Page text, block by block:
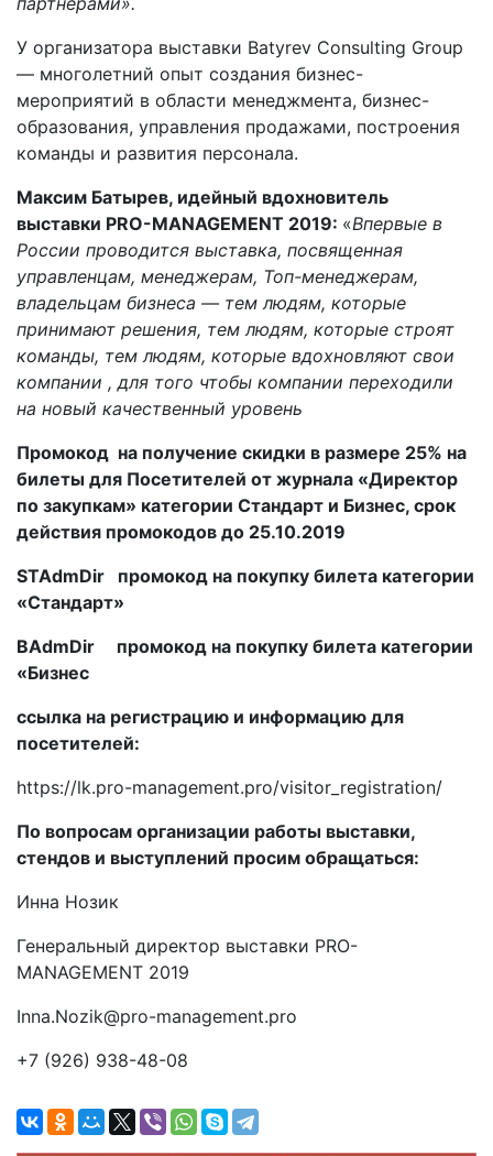
У организатора выставки Batyrev Consulting Group
— многолетний опыт создания бизнес-
мероприятий в области менеджмента, бизнес-
образования, управления продажами, построения
команды и развития персонала.
Максим Батырев, идейный вдохновитель
выставки PRO-MANAGEMENT 2019: «Впервые в
России проводится выставка, посвященная
управленцам, менеджерам, Топ-менеджерам,
владельцам бизнеса — тем людям, которые
принимают решения, тем людям, которые строят
команды, тем людям, которые вдохновляют свои
компании , для того чтобы компании переходили
на новый качественный уровень
Промокод на получение скидки в размере 25% на
билеты для Посетителей от журнала «Директор
по закупкам» категории Стандарт и Бизнес, срок
действия промокодов до 25.10.2019
STAdmDir промокод на покупку билета категории
«Стандарт»
BAdmDir промокод на покупку билета категории
«Бизнес
ссылка на регистрацию и информацию для
посетителей:
https://lk.pro-management.pro/visitor_registration/
По вопросам организации работы выставки,
стендов и выступлений просим обращаться:
Инна Нозик
Генеральный директор выставки PRO-
MANAGEMENT 2019
Inna.Nozik@pro-management.pro
+7 (926) 938-48-08